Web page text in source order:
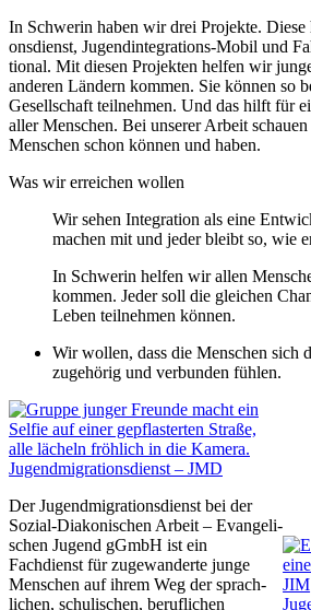
In Schwerin haben wir drei Projekte.
ons­dienst, Jugend­in­te­gra­tions-Mobil und
tional. Mit diesen Projekten helfen wir
anderen Ländern kommen. Sie können so
Gesell­schaft teilnehmen. Und das hilft für
aller Menschen. Bei unserer Arbeit
Menschen schon können und haben.
Was wir erreichen wollen
Wir sehen Integration als eine
machen mit und jeder bleibt so, wie
In Schwerin helfen wir allen
kommen. Jeder soll die gleichen
Leben teilnehmen können.
Wir wollen, dass die Menschen sich
zugehörig und verbunden fühlen.
Jugend­mi­gra­ti­ons­dienst – JMD
Der Jugend­mi­gra­ti­ons­dienst bei der
Sozial-Diako­­ni­­schen Arbeit – Evange­li­
schen Jugend gGmbH ist ein
Fachdienst für zugewan­derte junge
Menschen auf ihrem Weg der sprach­
lichen, schuli­schen, beruf­lichen